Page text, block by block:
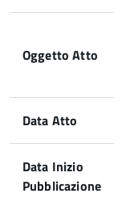
Oggetto Atto
Data Atto
Data Inizio
Pubblicazione